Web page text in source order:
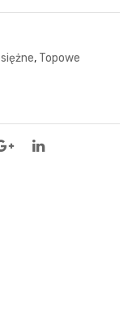
, Topowe